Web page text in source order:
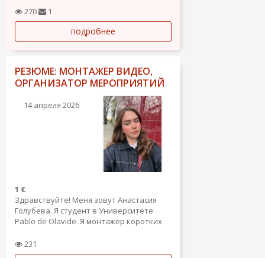
Чем занимаюсь на практике:
Минимизация административных
рисков: Проверка документов,
контрактов. Работа с нотариатом и
госслужбами с пониманием местных...
270 1
подробнее
РЕЗЮМЕ: МОНТАЖЕР ВИДЕО,
ОРГАНИЗАТОР МЕРОПРИЯТИЙ
14 апреля 2026
1 €
Здравствуйте! Меня зовут Анастасия
Голубева. Я студент в Университете
Pablo de Olavide. Я монтажер коротких
по запросу. Ищу заказы, а также работу
в сфере организации мероприятий в
231